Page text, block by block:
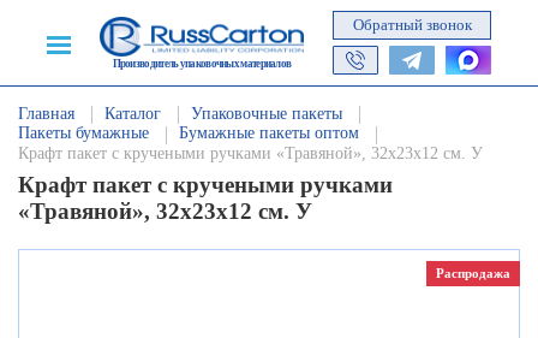
Производитель упаковочных материалов
Обратный звонок
Главная Каталог
Упаковочные пакеты
Пакеты бумажные
Бумажные пакеты оптом
Крафт пакет с кручеными ручками «Травяной», 32х23х12 см. У
Крафт пакет с кручеными ручками
«Травяной», 32х23х12 см. У
Распродажа